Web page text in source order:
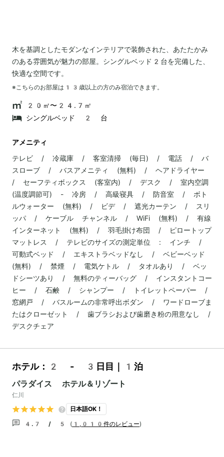
木を基調としたモダンなインテリアで装飾された、あたたかみ
のある雰囲気が魅力の部屋。シングルベッド2台を完備した、
快適な空間です。
※こちらのお部屋は 13 歳以上の方のみ宿泊できます。
20㎡〜24.7㎡
シングルベッド 2 台
アメニティ
テレビ / 冷蔵庫 / 客室清掃 (毎日) / 電話 / バ
スローブ / バスアメニティ (無料) / ヘアドライヤー
/ セーフティボックス (客室内) / デスク / 室内空調
(温度調節可) - 冷房 / 高級寝具 / 防音室 / ボト
ルウォーター (無料) / ビデ / 遮光カーテン / スリ
ッパ / ケーブル チャンネル / WiFi (無料) / 有線
インターネット (無料) / 羽毛掛け布団 / ピロートップ
マットレス / テレビのサイズの測定単位 : インチ /
可動式ベッド / エキストラベッドなし / ベビーベッド
(無料) / 禁煙 / 電気ケトル / タオルあり / ベッ
ドシーツあり / 無料のティーバッグ / インスタントコー
ヒー / 石鹸 / シャンプー / トイレットペーパー /
窓網戸 / バスルームの非常呼出ボダン / ワードローブま
たはクローゼット / 歯ブラシおよび歯磨き粉の用意なし /
デスクチェア
ホテル：2 - 3日目｜1泊
パラダイス ホテル＆リゾート
仁川
日本語OK！
4.7 / 5 ( 1,010件のレビュー)